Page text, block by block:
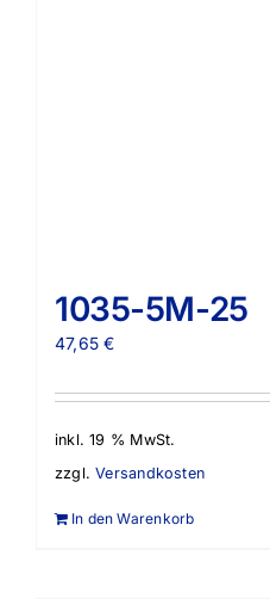
1035-5M-25
47,65€
inkl. 19 % MwSt.
zzgl.Versandkosten
In den Warenkorb